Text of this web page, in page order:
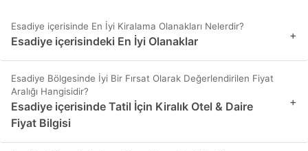
Esadiye içerisinde En İyi Kiralama Olanakları Nelerdir?
Esadiye içerisindeki En İyi Olanaklar +
Esadiye Bölgesinde İyi Bir Fırsat Olarak Değerlendirilen Fiyat
Aralığı Hangisidir?
Esadiye içerisinde Tatil İçin Kiralık Otel & Daire
Fiyat Bilgisi
+